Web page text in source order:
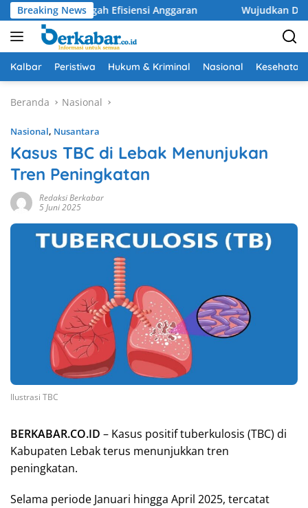
Langsung
ke
konten
Breaking News
di Tengah Efisiensi Anggaran Wujudkan Drainase
Kalbar Peristiwa Hukum & Kriminal Nasional Kesehatan
Beranda Nasional
Nasional, Nusantara
Kasus TBC di Lebak Menunjukan
Tren Peningkatan
Redaksi Berkabar
5 Juni 2025
Ilustrasi TBC
BERKABAR.CO.ID – Kasus positif tuberkulosis (TBC) di
Kabupaten Lebak terus menunjukkan tren
peningkatan.
Selama periode Januari hingga April 2025, tercatat